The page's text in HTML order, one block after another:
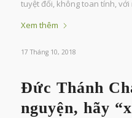
tuyệt đối, không toan tính,
Xem thêm
17 Tháng 10, 2018
Đức Thánh
nguyện, hãy